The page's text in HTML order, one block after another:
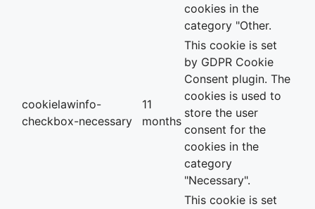
cookies in the
category "Other.
cookielawinfo-
checkbox-necessary
11
months
This cookie is set
by GDPR Cookie
Consent plugin. The
cookies is used to
store the user
consent for the
cookies in the
category
"Necessary".
This cookie is set